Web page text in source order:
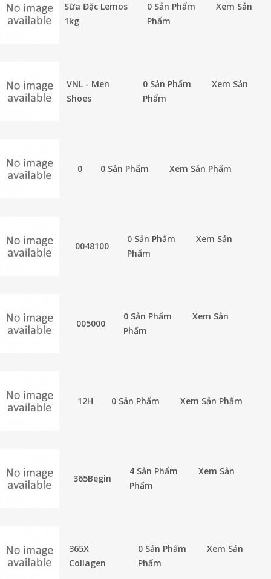
Sữa Đặc Lemos
1kg
0 Sản Phẩm
Xem Sản
Phẩm
VNL - Men
Shoes
0 Sản Phẩm
Xem Sản
Phẩm
0 0 Sản Phẩm Xem Sản Phẩm
0048100
0 Sản Phẩm
Xem Sản
Phẩm
005000
0 Sản Phẩm
Xem Sản
Phẩm
12H 0 Sản Phẩm Xem Sản Phẩm
365Begin
4 Sản Phẩm
Xem Sản
Phẩm
365X
Collagen
0 Sản Phẩm
Xem Sản
Phẩm